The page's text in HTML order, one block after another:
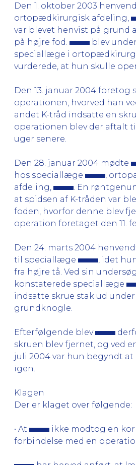
Den 1. oktober 2003
ortopædkirurgisk afdeling,
var blevet henvist på grund
på højre fod.
blev
speciallæge i
vurderede, at hun skulle
Den 13. januar 2004 foretog
operationen, hvorved han
andet K-tråd indsatte en
operationen blev der aftalt
uger senere.
Den 28. januar 2004 mødte
hos speciallæge
,
afdeling,
. En
at spidsen af K-tråden var
foden, hvorfor denne blev
operation foretaget den 11.
Den 24. marts 2004
til speciallæge
, idet
fra højre tå. Ved sin
konstaterede speciallæge
indsatte skrue stak ud
grundknogle.
Efterfølgende blev
skruen blev fjernet, og ved
juli 2004 var hun begyndt
igen.
Klagen
Der er klaget over følgende:
• At
ikke modtog en
forbindelse med en